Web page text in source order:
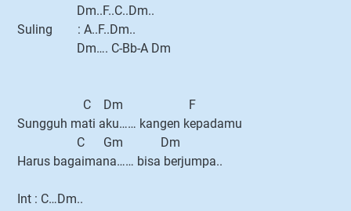
Dm..F..C..Dm..
Suling : A..F..Dm..
Dm…. C-Bb-A Dm
C Dm F
Sungguh mati aku…… kangen kepadamu
C Gm Dm
Harus bagaimana…… bisa berjumpa..
Int : C…Dm..